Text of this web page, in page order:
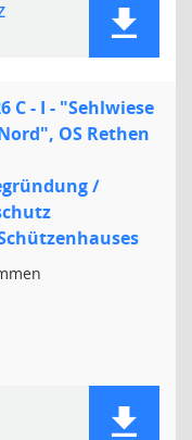
C - I - "Sehlwiese
OS Rethen
/